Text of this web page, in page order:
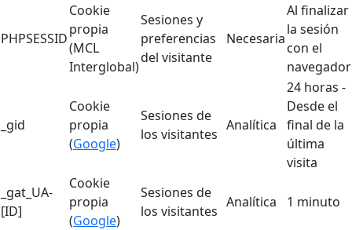
PHPSESSID
Cookie
propia
(MCL
Interglobal)
Sesiones y
preferencias
del visitante
Necesaria
Al finalizar
la sesión
con el
navegador
_gid
Cookie
propia
(Google)
Sesiones de
los visitantes
Analítica
24 horas -
Desde el
final de la
última
visita
_gat_UA-
[ID]
Cookie
propia
(Google)
Sesiones de
los visitantes
Analítica 1 minuto